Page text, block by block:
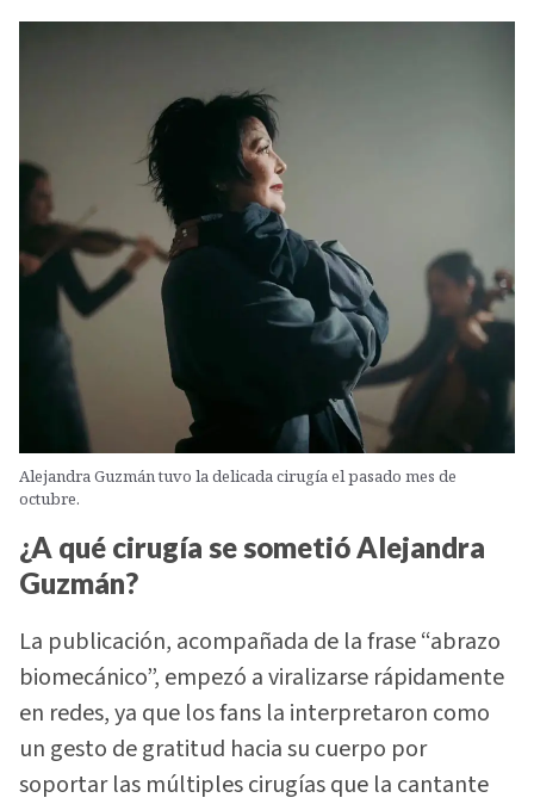
Alejandra Guzmán tuvo la delicada cirugía el pasado mes de
octubre.
¿A qué cirugía se sometió Alejandra
Guzmán?
La publicación, acompañada de la frase “abrazo
biomecánico”, empezó a viralizarse rápidamente
en redes, ya que los fans la interpretaron como
un gesto de gratitud hacia su cuerpo por
soportar las múltiples cirugías que la cantante